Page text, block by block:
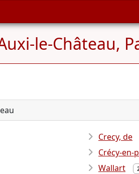
le-Château,
Crecy, de
Crécy-en-
Wallart